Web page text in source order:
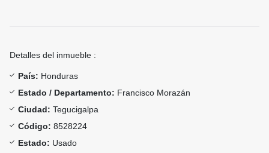
Detalles del inmueble :
País: Honduras
Estado / Departamento: Francisco Morazán
Ciudad: Tegucigalpa
Código: 8528224
Estado: Usado